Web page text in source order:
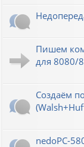
Пишем
для 8080/
Создаём
nedoPC-